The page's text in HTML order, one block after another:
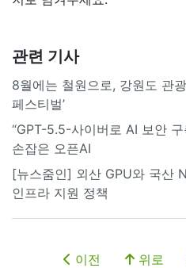
관련 기사
8월에는 철원으로, 강원도 관
페스티벌’
“GPT-5.5-사이버로 AI 보안
손잡은 오픈AI
[뉴스줌인] 외산 GPU와 국산
인프라 지원 정책
이전 위로